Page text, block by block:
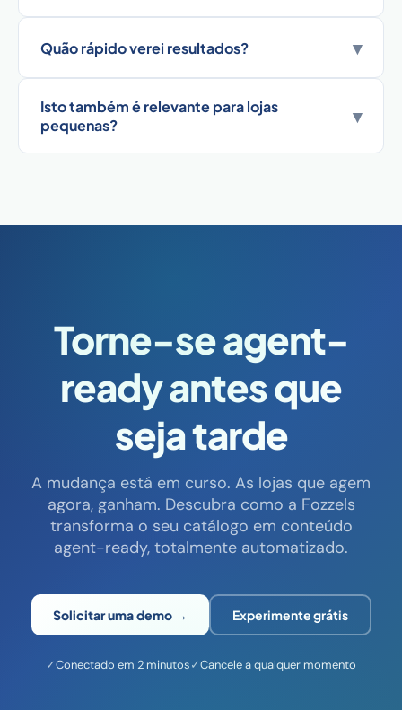
Quão rápido verei resultados? ▾
Isto também é relevante para lojas
pequenas?
▾
Torne-se agent-
ready antes que
seja tarde
A mudança está em curso. As lojas que agem
agora, ganham. Descubra como a Fozzels
transforma o seu catálogo em conteúdo
agent-ready, totalmente automatizado.
Solicitar uma demo → Experimente grátis
✓Conectado em 2 minutos✓Cancele a qualquer momento